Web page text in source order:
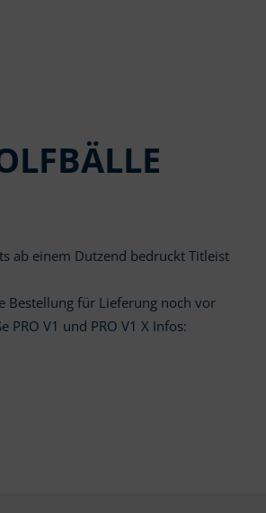
ab einem Dutzend bedruckt Titleist
Bestellung für Lieferung noch vor
PRO V1 und PRO V1 X Infos: